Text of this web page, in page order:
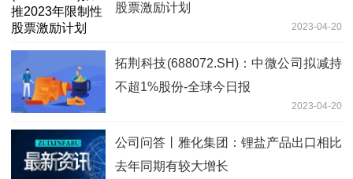
股票激励计划
2023-04-20
拓荆科技(688072.SH)：中微公司拟减持
不超1%股份-全球今日报
2023-04-20
公司问答丨雅化集团：锂盐产品出口相比
去年同期有较大增长